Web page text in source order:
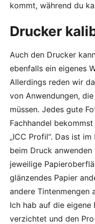
kommt, während du
Drucker
Auch den Drucker
ebenfalls ein eigenes
Allerdings reden wir
von Anwendungen,
müssen. Jedes gute
Fachhandel
„ICC Profil“. Das ist
beim Druck
jeweilige
glänzendes Papier
andere Tintenmengen
Ich hab auf die
verzichtet und den